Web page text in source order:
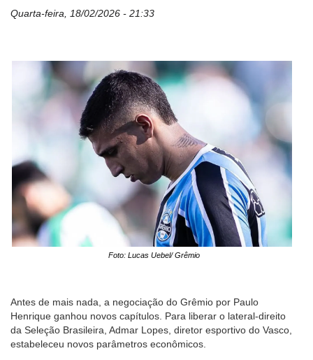
Quarta-feira, 18/02/2026 - 21:33
Foto: Lucas Uebel/ Grêmio
Antes de mais nada, a negociação do Grêmio por Paulo
Henrique ganhou novos capítulos. Para liberar o lateral-direito
da Seleção Brasileira, Admar Lopes, diretor esportivo do Vasco,
estabeleceu novos parâmetros econômicos.